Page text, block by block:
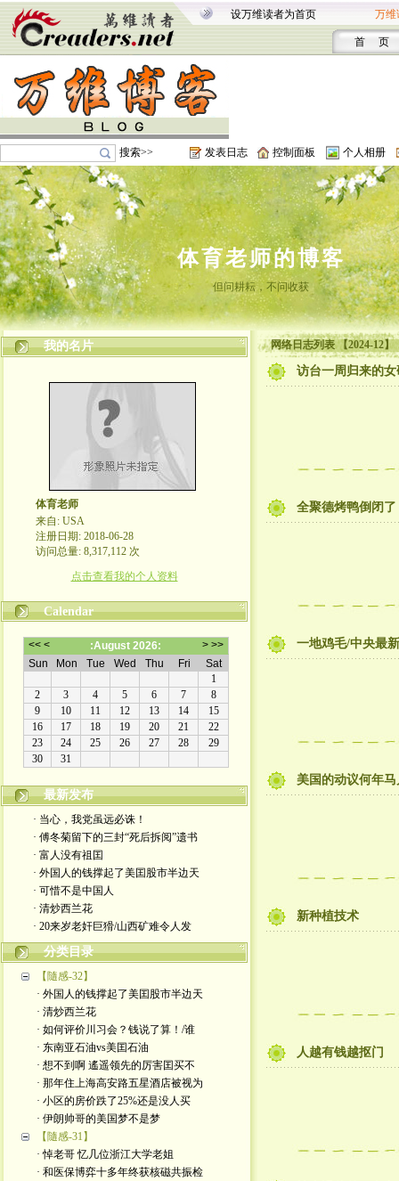
设万维读者为首页 万维
首 页
搜索>> 发表日志 控制面板 个人相册
体育老师的博客
但问耕耘，不问收获
我的名片
体育老师
来自: USA
注册日期: 2018-06-28
访问总量: 8,317,112 次
点击查看我的个人资料
Calendar
最新发布
· 当心，我党虽远必诛！
· 傅冬菊留下的三封“死后拆阅”遗书
· 富人没有祖囯
· 外国人的钱撑起了美囯股市半边天
· 可惜不是中国人
· 清炒西兰花
· 20来岁老奸巨猾/山西矿难令人发
分类目录
【隨感-32】
· 外国人的钱撑起了美囯股市半边天
· 清炒西兰花
· 如何评价川习会？钱说了算！/谁
· 东南亚石油vs美囯石油
· 想不到啊 遙遥领先的厉害囯买不
· 那年住上海高安路五星酒店被视为
· 小区的房价跌了25%还是没人买
· 伊朗帅哥的美国梦不是梦
【隨感-31】
· 悼老哥 忆几位浙江大学老姐
· 和医保博弈十多年终获核磁共振检
网络日志列表 【2024-12】
访台一周归来的
全聚德烤鸭倒闭
一地鸡毛/中央最
美国的动议何年
新种植技术
人越有钱越抠门